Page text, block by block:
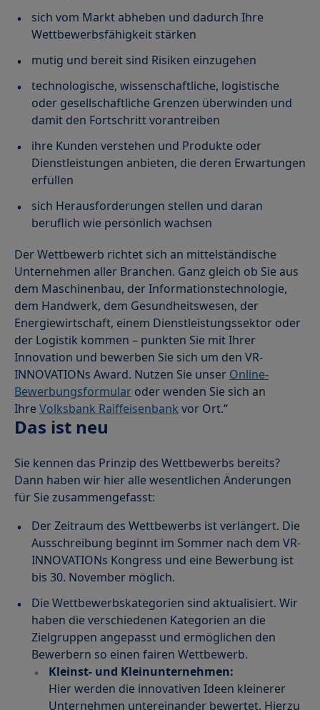
sich vom Markt abheben und dadurch Ihre
Wettbewerbsfähigkeit stärken
mutig und bereit sind Risiken einzugehen
technologische, wissenschaftliche, logistische
oder gesellschaftliche Grenzen überwinden und
damit den Fortschritt vorantreiben
ihre Kunden verstehen und Produkte oder
Dienstleistungen anbieten, die deren Erwartungen
erfüllen
sich Herausforderungen stellen und daran
beruflich wie persönlich wachsen
Der Wettbewerb richtet sich an mittelständische
Unternehmen aller Branchen. Ganz gleich ob Sie aus
dem Maschinenbau, der Informationstechnologie,
dem Handwerk, dem Gesundheitswesen, der
Energiewirtschaft, einem Dienstleistungssektor oder
der Logistik kommen – punkten Sie mit Ihrer
Innovation und bewerben Sie sich um den VR-
INNOVATIONs Award. Nutzen Sie unser Online-
Bewerbungsformular oder wenden Sie sich an
IhreVolksbank Raiffeisenbank vor Ort.“
Das ist neu
Sie kennen das Prinzip des Wettbewerbs bereits?
Dann haben wir hier alle wesentlichen Änderungen
für Sie zusammengefasst:
Der Zeitraum des Wettbewerbs ist verlängert. Die
Ausschreibung beginnt im Sommer nach dem VR-
INNOVATIONs Kongress und eine Bewerbung ist
bis 30. November möglich.
Die Wettbewerbskategorien sind aktualisiert. Wir
haben die verschiedenen Kategorien an die
Zielgruppen angepasst und ermöglichen den
Bewerbern so einen fairen Wettbewerb.
Kleinst- und Kleinunternehmen:
Hier werden die innovativen Ideen kleinerer
Unternehmen untereinander bewertet. Hierzu